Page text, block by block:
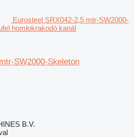
Eurosteel SRX042-2,5 mtr-SW2000-
homlokrakodó kanál
SW2000-Skeleton
B.V.